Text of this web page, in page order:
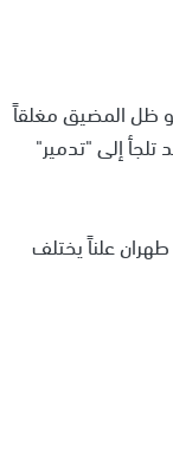
ظل المضيق مغلقاً
إلى "تدمير"
علناً يختلف